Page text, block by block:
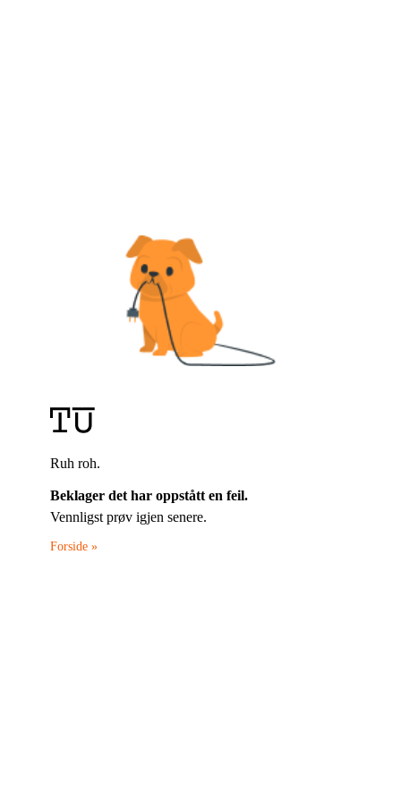
Ruh roh.
Beklager det har oppstått en feil.
Vennligst prøv igjen senere.
Forside »